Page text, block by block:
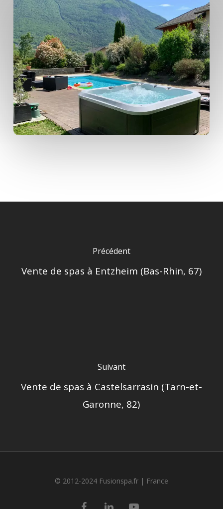
Précédent
Vente de spas à Entzheim (Bas-Rhin, 67)
Suivant
Vente de spas à Castelsarrasin (Tarn-et-
Garonne, 82)
© 2012-2024 Fusionspa.fr | France
facebooklinkedin youtube